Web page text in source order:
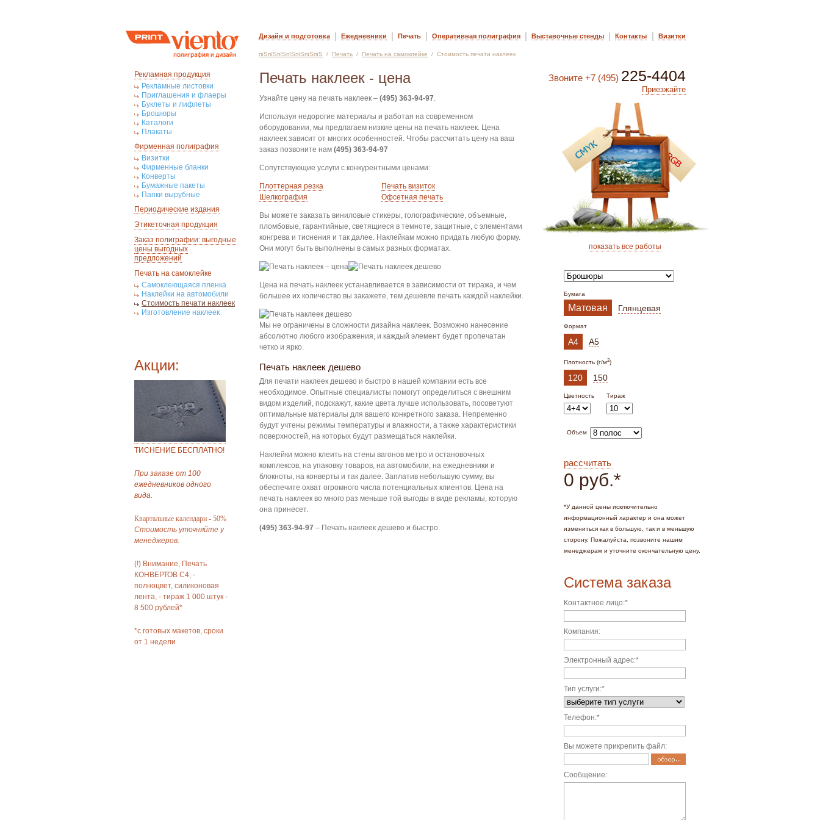
Дизайн и подготовка | Ежедневники | Печать | Оперативная полиграфия | Выставочные стенды | Контакты | Визитки
пїЅпїЅпїЅпїЅпїЅпїЅпїЅ / Печать / Печать на самоклейке / Стоимость печати наклеек
Рекламная продукция
Рекламные листовки
Приглашения и флаеры
Буклеты и лифлеты
Брошюры
Каталоги
Плакаты
Фирменная полиграфия
Визитки
Фирменные бланки
Конверты
Бумажные пакеты
Папки вырубные
Периодические издания
Этикеточная продукция
Заказ полиграфии: выгодные
цены выгодных
предложений
Печать на самоклейке
Самоклеющаяся пленка
Наклейки на автомобили
Стоимость печати наклеек
Изготовление наклеек
Акции:
ТИСНЕНИЕ БЕСПЛАТНО!
При заказе от 100
ежедневников одного
вида.
Квартальные календари - 50%
Стоимость уточняйте у
менеджеров.
(!) Внимание, Печать
КОНВЕРТОВ С4, -
полноцвет, силиконовая
лента, - тираж 1 000 штук -
8 500 рублей*
*с готовых макетов, сроки
от 1 недели
Звоните +7 (495) 225-4404
Приезжайте
показать все работы
Бумага
Матовая Глянцевая
Формат
А4 А5
Плотность (г/м2)
120 150
Цветность Тираж
Объем
рассчитать
0 руб.*
*У данной цены исключительно
информационный характер и она может
измениться как в большую, так и в меньшую
сторону. Пожалуйста, позвоните нашим
менеджерам и уточните окончательную цену.
Система заказа
Контактное лицо:*
Компания:
Электронный адрес:*
Тип услуги:*
Телефон:*
Вы можете прикрепить файл:
Сообщение:
Печать наклеек - цена
Узнайте цену на печать наклеек – (495) 363-94-97.
Используя недорогие материалы и работая на современном
оборудовании, мы предлагаем низкие цены на печать наклеек. Цена
наклеек зависит от многих особенностей. Чтобы рассчитать цену на ваш
заказ позвоните нам (495) 363-94-97
Сопутствующие услуги с конкурентными ценами:
Плоттерная резка
Печать визиток
Шелкография
Офсетная печать
Вы можете заказать виниловые стикеры, голографические, объемные,
пломбовые, гарантийные, светящиеся в темноте, защитные, с элементами
конгрева и тиснения и так далее. Наклейкам можно придать любую форму.
Они могут быть выполнены в самых разных форматах.
Цена на печать наклеек устанавливается в зависимости от тиража, и чем
большее их количество вы закажете, тем дешевле печать каждой наклейки.
Мы не ограничены в сложности дизайна наклеек. Возможно нанесение
абсолютно любого изображения, и каждый элемент будет пропечатан
четко и ярко.
Печать наклеек дешево
Для печати наклеек дешево и быстро в нашей компании есть все
необходимое. Опытные специалисты помогут определиться с внешним
видом изделий, подскажут, какие цвета лучше использовать, посоветуют
оптимальные материалы для вашего конкретного заказа. Непременно
будут учтены режимы температуры и влажности, а также характеристики
поверхностей, на которых будут размещаться наклейки.
Наклейки можно клеить на стены вагонов метро и остановочных
комплексов, на упаковку товаров, на автомобили, на ежедневники и
блокноты, на конверты и так далее. Заплатив небольшую сумму, вы
обеспечите охват огромного числа потенциальных клиентов. Цена на
печать наклеек во много раз меньше той выгоды в виде рекламы, которую
она принесет.
(495) 363-94-97 – Печать наклеек дешево и быстро.